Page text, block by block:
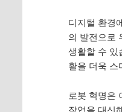
디지털 환경
의 발전으로
생활할 수 있
활을 더욱 스
로봇 혁명은
작업을 대신